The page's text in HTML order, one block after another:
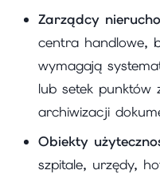
Zarządcy
centra handlowe,
wymagają
lub setek punktów
archiwizacji
Obiekty
szpitale, urzędy,